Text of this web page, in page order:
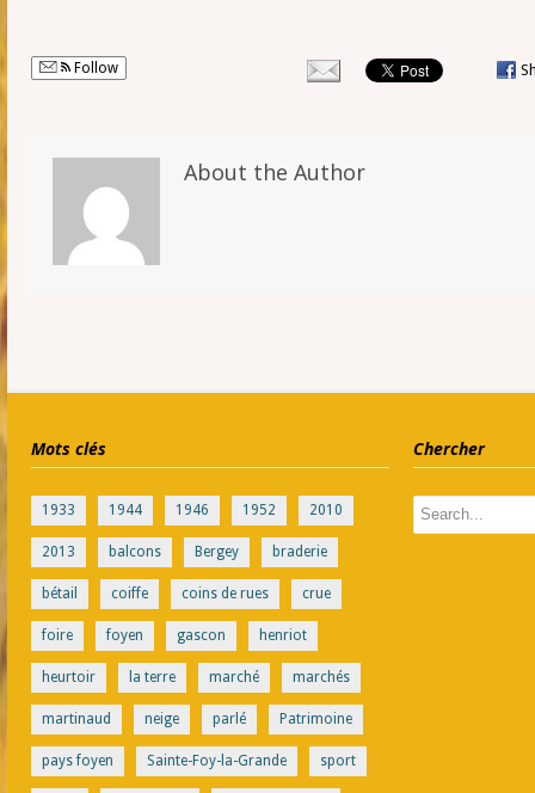
Follow
About the Author
Mots clés
1933 1944 1946 1952 2010
2013 balcons Bergey braderie
bétail coiffe coins de rues crue
foire foyen gascon henriot
heurtoir la terre marché marchés
martinaud neige parlé Patrimoine
pays foyen Sainte-Foy-la-Grande sport
Chercher